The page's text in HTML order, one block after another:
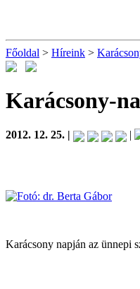
Főoldal > Híreink >
Karácsony-
2012. 12. 25. | |
Karácsony napján az ünnepi